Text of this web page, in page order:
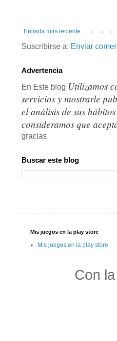
Entrada más reciente
Suscribirse a: Enviar
Advertencia
En Este blog Utilizamos
servicios y mostrarle
el análisis de sus
consideramos que
gracias
Buscar este blog
Mis juegos en la play store
Mis juegos en la play store
Con